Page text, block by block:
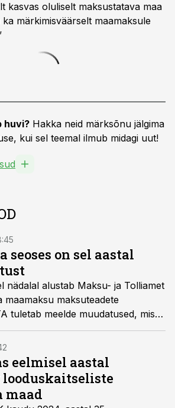
kasvas oluliselt maksustatava maa
märkimisväärselt maamaksule
huvi? Hakka neid märksõnu jälgima
kui sel teemal ilmub midagi uut!
seoses on sel aastal
nädalal alustab Maksu- ja Tolliamet
maamaksu maksuteadete
tuletab meelde muudatused, mis
puudutavad.
eelmisel aastal
maad